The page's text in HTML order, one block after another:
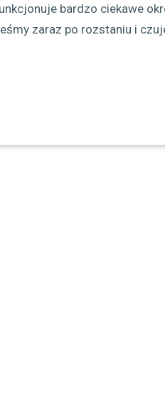
bardzo ciekawe
zaraz po rozstaniu i